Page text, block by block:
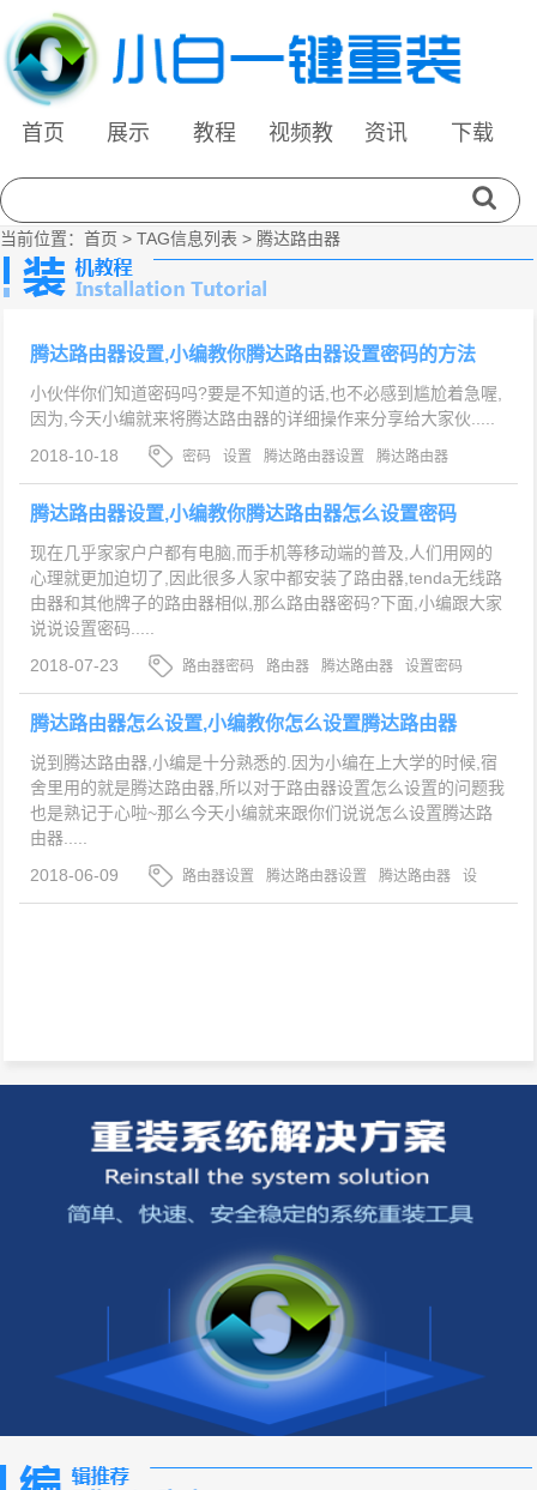
首页 展示 教程
视频教
资讯 下载
当前位置： 首页 > TAG信息列表 > 腾达路由器
腾达路由器设置,小编教你腾达路由器设置密码的方法
小伙伴你们知道密码吗?要是不知道的话,也不必感到尴尬着急喔,
因为,今天小编就来将腾达路由器的详细操作来分享给大家伙.....
2018-10-18
密码 设置 腾达路由器设置 腾达路由器
腾达路由器设置,小编教你腾达路由器怎么设置密码
现在几乎家家户户都有电脑,而手机等移动端的普及,人们用网的
心理就更加迫切了,因此很多人家中都安装了路由器,tenda无线路
由器和其他牌子的路由器相似,那么路由器密码?下面,小编跟大家
说说设置密码.....
2018-07-23
路由器密码 路由器 腾达路由器 设置密码
腾达路由器怎么设置,小编教你怎么设置腾达路由器
说到腾达路由器,小编是十分熟悉的.因为小编在上大学的时候,宿
舍里用的就是腾达路由器,所以对于路由器设置怎么设置的问题我
也是熟记于心啦~那么今天小编就来跟你们说说怎么设置腾达路
由器.....
2018-06-09
路由器设置 腾达路由器设置 腾达路由器
设
置腾达路由器